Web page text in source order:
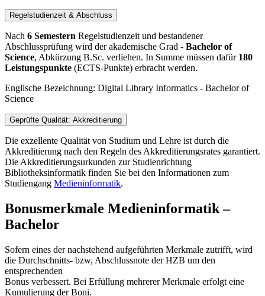
Regelstudienzeit & Abschluss
Nach 6 Semestern Regelstudienzeit und bestandener
Abschlussprüfung wird der akademische Grad - Bachelor of
Science, Abkürzung B.Sc. verliehen. In Summe müssen dafür 180
Leistungspunkte (ECTS-Punkte) erbracht werden.
Englische Bezeichnung: Digital Library Informatics - Bachelor of
Science
Geprüfte Qualität: Akkreditierung
Die exzellente Qualität von Studium und Lehre ist durch die
Akkreditierung nach den Regeln des Akkreditierungsrates garantiert.
Die Akkreditierungsurkunden zur Studienrichtung
Bibliotheksinformatik finden Sie bei den Informationen zum
Studiengang Medieninformatik.
Bonusmerkmale Medieninformatik –
Bachelor
Sofern eines der nachstehend aufgeführten Merkmale zutrifft, wird
die Durchschnitts- bzw, Abschlussnote der HZB um den
entsprechenden
Bonus verbessert. Bei Erfüllung mehrerer Merkmale erfolgt eine
Kumulierung der Boni.